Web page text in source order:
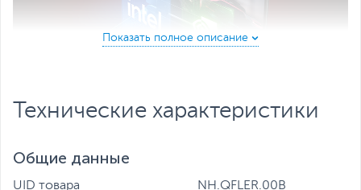
Технические характеристики
Общие данные
UID товара NH.QFLER.00B